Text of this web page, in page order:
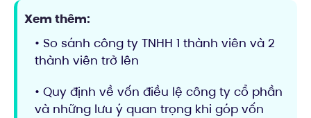
Xem thêm:
• So sánh công ty TNHH 1 thành viên và 2
thành viên trở lên
• Quy định về vốn điều lệ công ty cổ phần
và những lưu ý quan trọng khi góp vốn